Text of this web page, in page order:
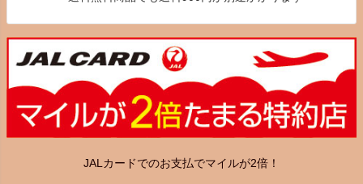
JALカードでのお支払でマイルが2倍！